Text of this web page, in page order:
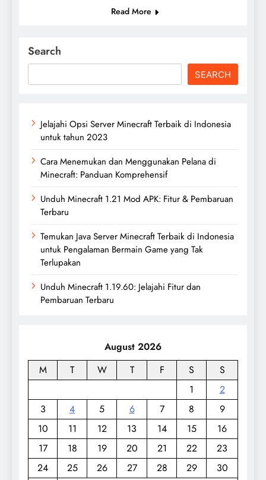
Read More
Search
SEARCH
Jelajahi Opsi Server Minecraft Terbaik di Indonesia
untuk tahun 2023
Cara Menemukan dan Menggunakan Pelana di
Minecraft: Panduan Komprehensif
Unduh Minecraft 1.21 Mod APK: Fitur & Pembaruan
Terbaru
Temukan Java Server Minecraft Terbaik di Indonesia
untuk Pengalaman Bermain Game yang Tak
Terlupakan
Unduh Minecraft 1.19.60: Jelajahi Fitur dan
Pembaruan Terbaru
August 2026
M
T W T F S
S
1
2
3
4 5 6 7 8
9
10
11 12 13 14 15
16
17
18 19 20 21 22
23
24
25 26 27 28 29
30